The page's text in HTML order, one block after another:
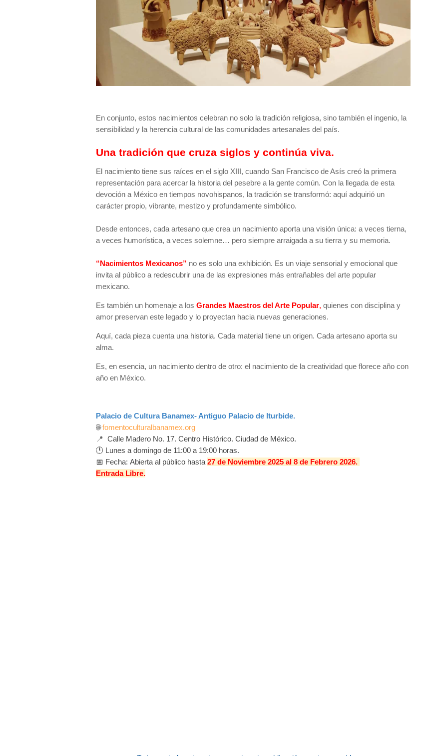
En conjunto, estos nacimientos celebran no solo la tradición religiosa, sino también el ingenio, la
sensibilidad y la herencia cultural de las comunidades artesanales del país.
Una tradición que cruza siglos y continúa viva.
El nacimiento tiene sus raíces en el siglo XIII, cuando San Francisco de Asís creó la primera
representación para acercar la historia del pesebre a la gente común. Con la llegada de esta
devoción a México en tiempos novohispanos, la tradición se transformó: aquí adquirió un
carácter propio, vibrante, mestizo y profundamente simbólico.
Desde entonces, cada artesano que crea un nacimiento aporta una visión única: a veces tierna,
a veces humorística, a veces solemne… pero siempre arraigada a su tierra y su memoria.
“Nacimientos Mexicanos” no es solo una exhibición. Es un viaje sensorial y emocional que
invita al público a redescubrir una de las expresiones más entrañables del arte popular
mexicano.
Es también un homenaje a los Grandes Maestros del Arte Popular, quienes con disciplina y
amor preservan este legado y lo proyectan hacia nuevas generaciones.
Aquí, cada pieza cuenta una historia. Cada material tiene un origen. Cada artesano aporta su
alma.
Es, en esencia, un nacimiento dentro de otro: el nacimiento de la creatividad que florece año con
año en México.
Palacio de Cultura Banamex- Antiguo Palacio de Iturbide.
🌐 fomentoculturalbanamex.org
📍 Calle Madero No. 17. Centro Histórico. Ciudad de México.
🕛 Lunes a domingo de 11:00 a 19:00 horas.
📅 Fecha: Abierta al público hasta 27 de Noviembre 2025 al 8 de Febrero 2026.
Entrada Libre.